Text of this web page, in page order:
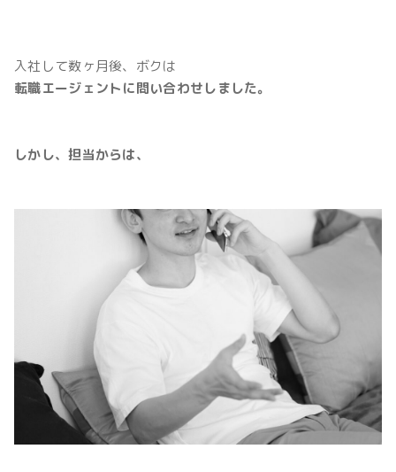
入社して数ヶ月後、ボクは
転職エージェントに問い合わせしました。
しかし、担当からは、